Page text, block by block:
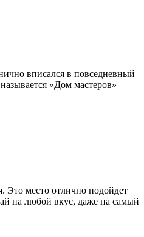
вписался в повседневный
«Дом мастеров» —
Это место отлично подойдет
на любой вкус, даже на самый